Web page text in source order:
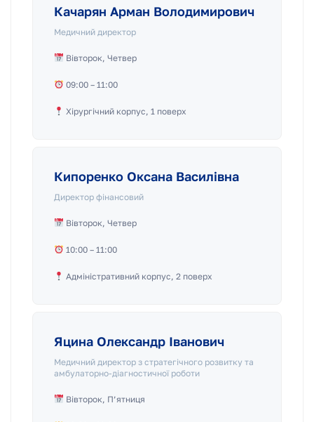
Качарян Арман Володимирович
Медичний директор
Вівторок, Четвер
09:00 – 11:00
Хірургічний корпус, 1 поверх
Кипоренко Оксана Василівна
Директор фінансовий
Вівторок, Четвер
10:00 – 11:00
Адміністративний корпус, 2 поверх
Яцина Олександр Іванович
Медичний директор з стратегічного розвитку та
амбулаторно-діагностичної роботи
Вівторок, П’ятниця